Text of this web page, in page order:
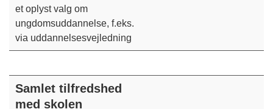
et oplyst valg om
ungdomsuddannelse, f.eks.
via uddannelsesvejledning
Samlet tilfredshed
med skolen